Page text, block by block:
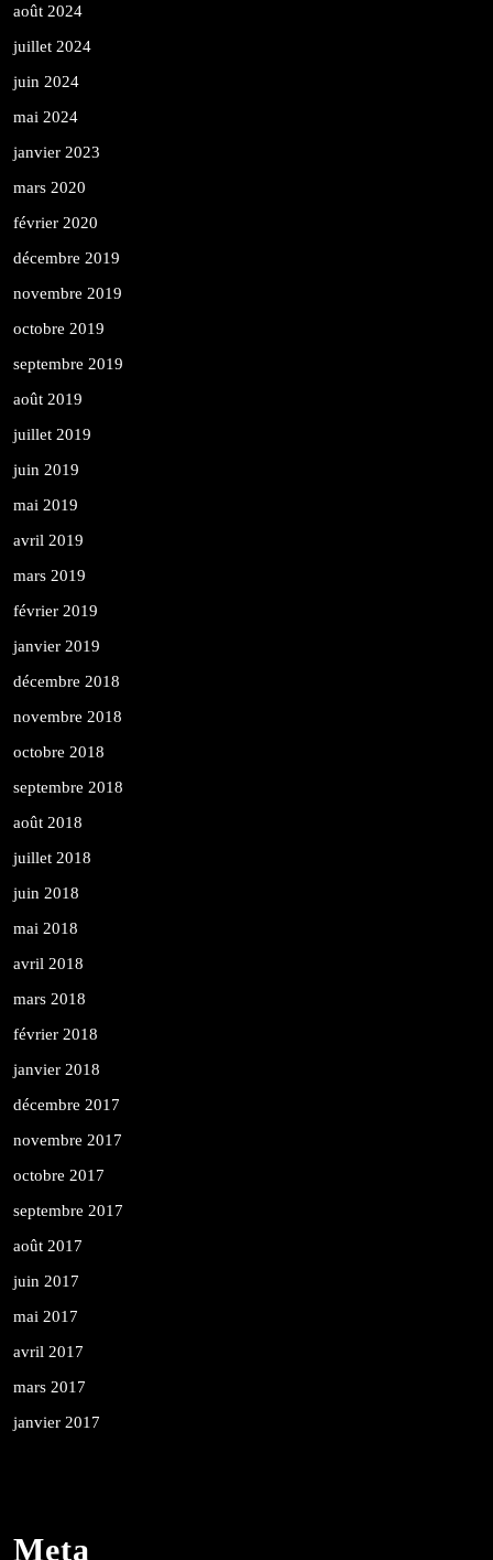
août 2024
juillet 2024
juin 2024
mai 2024
janvier 2023
mars 2020
février 2020
décembre 2019
novembre 2019
octobre 2019
septembre 2019
août 2019
juillet 2019
juin 2019
mai 2019
avril 2019
mars 2019
février 2019
janvier 2019
décembre 2018
novembre 2018
octobre 2018
septembre 2018
août 2018
juillet 2018
juin 2018
mai 2018
avril 2018
mars 2018
février 2018
janvier 2018
décembre 2017
novembre 2017
octobre 2017
septembre 2017
août 2017
juin 2017
mai 2017
avril 2017
mars 2017
janvier 2017
Meta